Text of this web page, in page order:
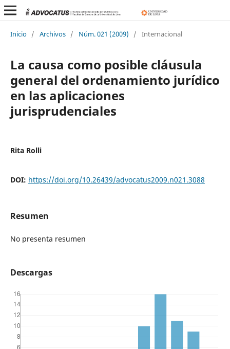
Inicio / Archivos / Núm. 021 (2009) / Internacional
La causa como posible cláusula
general del ordenamiento jurídico
en las aplicaciones
jurisprudenciales
Rita Rolli
DOI: https://doi.org/10.26439/advocatus2009.n021.3088
Resumen
No presenta resumen
Descargas